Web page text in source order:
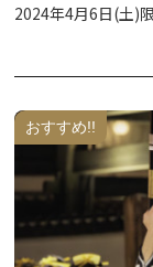
※チケット販売場
※主催：奥日光湯
企画運営：日光自
後援協力：日光市
＜体験プログラム
2024年4月6日(土)
※夜間のEDO
す。(通常の一日券
おすすめ!!